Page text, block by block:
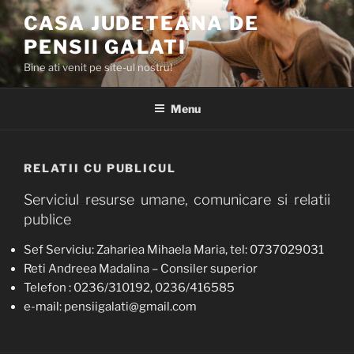
Skip
to
content
CASA JUDETEANA DE
PENSII GALATI
Bine ati venit pe site-ul nostru!
Menu
RELATII CU PUBLICUL
Serviciul resurse umane, comunicare si relatii
publice
Sef Serviciu: Zahariea Mihaela Maria, tel: 0737029031
Reti Andreea Madalina – Consiler superior
Telefon : 0236/310192, 0236/416585
e-mail: pensiigalati@gmail.com